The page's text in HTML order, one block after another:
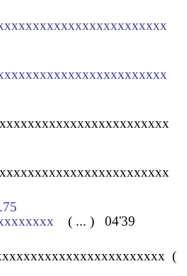
( ... ) 04'39
(